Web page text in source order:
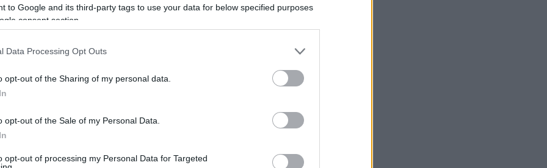
to Google and its third-party tags to use your data for below specified purposes
consent section.
Data Processing Opt Outs
opt-out of the Sharing of my personal data.
opt-out of the Sale of my Personal Data.
opt-out of processing my Personal Data for Targeted
jó első benyomást tenni másokra, önfejű
fizikai erő
önbizalomnövelést.